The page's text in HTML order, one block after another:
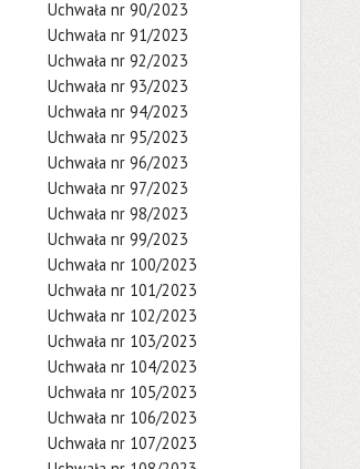
Uchwała nr 90/2023
Uchwała nr 91/2023
Uchwała nr 92/2023
Uchwała nr 93/2023
Uchwała nr 94/2023
Uchwała nr 95/2023
Uchwała nr 96/2023
Uchwała nr 97/2023
Uchwała nr 98/2023
Uchwała nr 99/2023
Uchwała nr 100/2023
Uchwała nr 101/2023
Uchwała nr 102/2023
Uchwała nr 103/2023
Uchwała nr 104/2023
Uchwała nr 105/2023
Uchwała nr 106/2023
Uchwała nr 107/2023